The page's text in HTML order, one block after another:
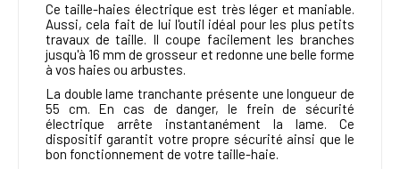
Ce taille-haies électrique est très léger et maniable.
Aussi, cela fait de lui l'outil idéal pour les plus petits
travaux de taille. Il coupe facilement les branches
jusqu'à 16 mm de grosseur et redonne une belle forme
à vos haies ou arbustes.
La double lame tranchante présente une longueur de
55 cm. En cas de danger, le frein de sécurité
électrique arrête instantanément la lame. Ce
dispositif garantit votre propre sécurité ainsi que le
bon fonctionnement de votre taille-haie.